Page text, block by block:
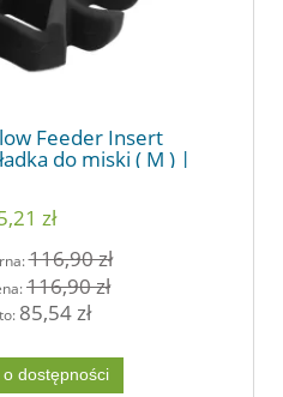
Feeder Insert
do miski ( M ) |
zł
116,90 zł
116,90 zł
85,54 zł
dostępności